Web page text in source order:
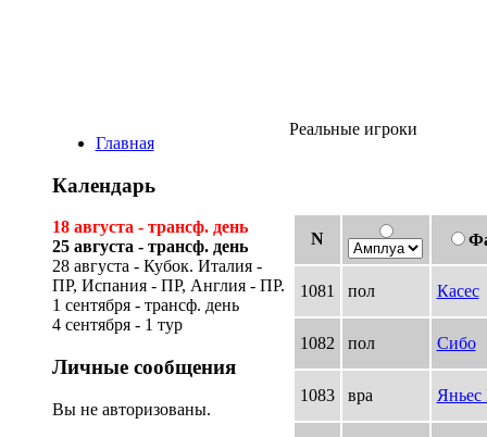
Главная
Календарь
18 августа - трансф. день
25 августа - трансф. день
28 августа - Кубок. Италия -
ПР, Испания - ПР, Англия - ПР.
1 сентября - трансф. день
4 сентября - 1 тур
Личные сообщения
Вы не авторизованы.
Реальные игроки
N
1081 пол Касес
1082 пол Сибо
1083 вра Яньес